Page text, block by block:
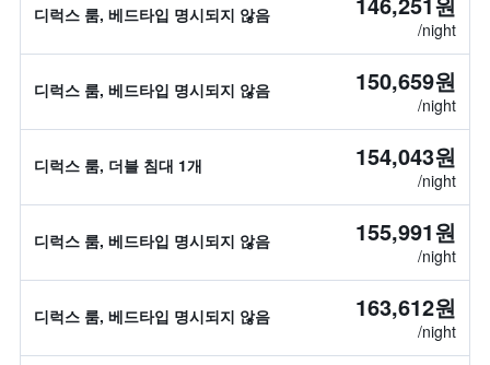
디럭스 룸, 베드타입 명시되지 않음
/night
디럭스 룸, 베드타입 명시되지 않음 150,659원
/night
디럭스 룸, 더블 침대 1개 154,043원
/night
디럭스 룸, 베드타입 명시되지 않음 155,991원
/night
디럭스 룸, 베드타입 명시되지 않음 163,612원
/night